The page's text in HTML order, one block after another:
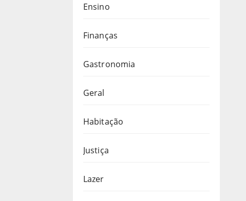
Ensino
Finanças
Gastronomia
Geral
Habitação
Justiça
Lazer